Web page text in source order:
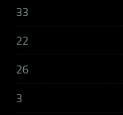
33
22
26
3